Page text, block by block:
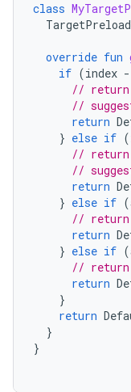
class
override fun
if (index -
// return
//
return
} else if (
// return
//
return
} else if (
// return
return
} else if (
// return
return
}
return
}
}